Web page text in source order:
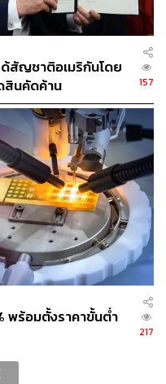
นามบิน LaGuardia ใน
และเป็นบ้านของ
บสงัด ร้านค้าปิดตัวไป
ยถูกส่งกลับบ้านก่อน
Beach รัฐฟลอริดา ทีมผู้
room’ เฝ้าดูเที่ยวบิน
วบิน NK1833 จากดีทรอ
ามหอบังคับการก่อนแตะ
มมาอีกไหม
ป็นเที่ยวบินสุดท้าย” เจ้า
ท้ายว่า “เป็นความยินดี
ด้สัญชาติอเมริกันโดย
สินคัดค้าน
157
พร้อมตั้งราคาขั้นต่ำ
217